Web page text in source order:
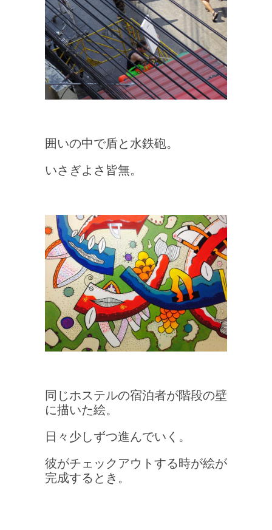
囲いの中で盾と水鉄砲。
いさぎよさ皆無。
同じホステルの宿泊者が階段の壁
に描いた絵。
日々少しずつ進んでいく。
彼がチェックアウトする時が絵が
完成するとき。